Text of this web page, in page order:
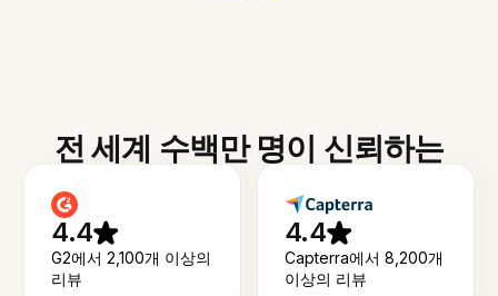
전 세계 수백만 명이 신뢰하는
4.4
G2에서 2,100개 이상의
리뷰
4.4
Capterra에서 8,200개
이상의 리뷰